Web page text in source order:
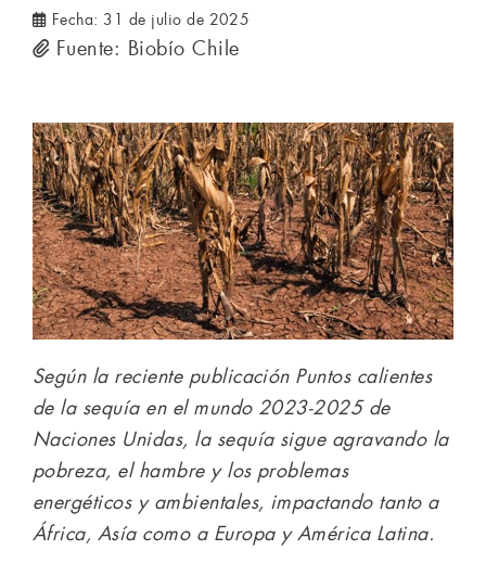
Fecha: 31 de julio de 2025
Fuente: Biobío Chile
Según la reciente publicación Puntos calientes
de la sequía en el mundo 2023-2025 de
Naciones Unidas, la sequía sigue agravando la
pobreza, el hambre y los problemas
energéticos y ambientales, impactando tanto a
África, Asía como a Europa y América Latina.